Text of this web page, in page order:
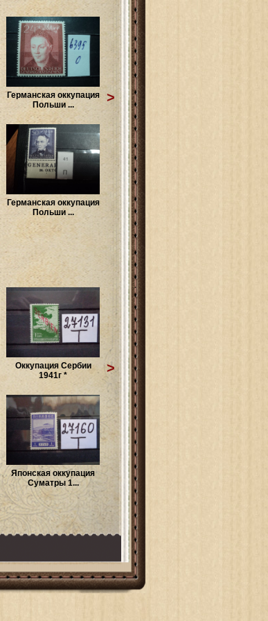
Германская оккупация
Польши ...
Германская оккупация
Польши ...
>
Оккупация Сербии
1941г *
Японская оккупация
Суматры 1...
>